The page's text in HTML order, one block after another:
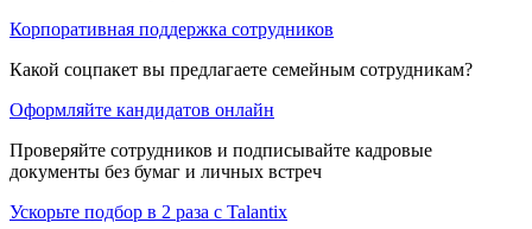
Корпоративная поддержка сотрудников
Какой соцпакет вы предлагаете семейным сотрудникам?
Оформляйте кандидатов онлайн
Проверяйте сотрудников и подписывайте кадровые
документы без бумаг и личных встреч
Ускорьте подбор в 2 раза с Talantix